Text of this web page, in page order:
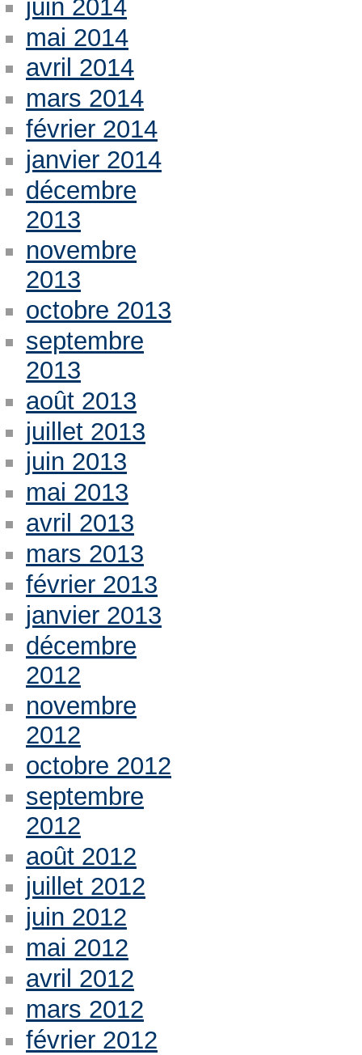
juin 2014
mai 2014
avril 2014
mars 2014
février 2014
janvier 2014
décembre
2013
novembre
2013
octobre 2013
septembre
2013
août 2013
juillet 2013
juin 2013
mai 2013
avril 2013
mars 2013
février 2013
janvier 2013
décembre
2012
novembre
2012
octobre 2012
septembre
2012
août 2012
juillet 2012
juin 2012
mai 2012
avril 2012
mars 2012
février 2012